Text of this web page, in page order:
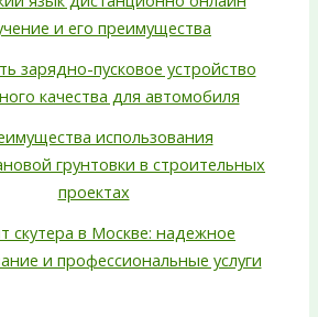
и его преимущества
зарядно-пусковое устройство
качества для автомобиля
использования
грунтовки в строительных
проектах
скутера в Москве: надежное
и профессиональные услуги